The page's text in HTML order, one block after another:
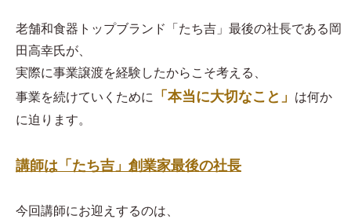
老舗和食器トップブランド「たち吉」最後の社長である岡
田高幸氏が、
実際に事業譲渡を経験したからこそ考える、
事業を続けていくために
「本当に大切なこと」
は何か
に迫ります。
講師は「たち吉」創業家最後の社長
今回講師にお迎えするのは、